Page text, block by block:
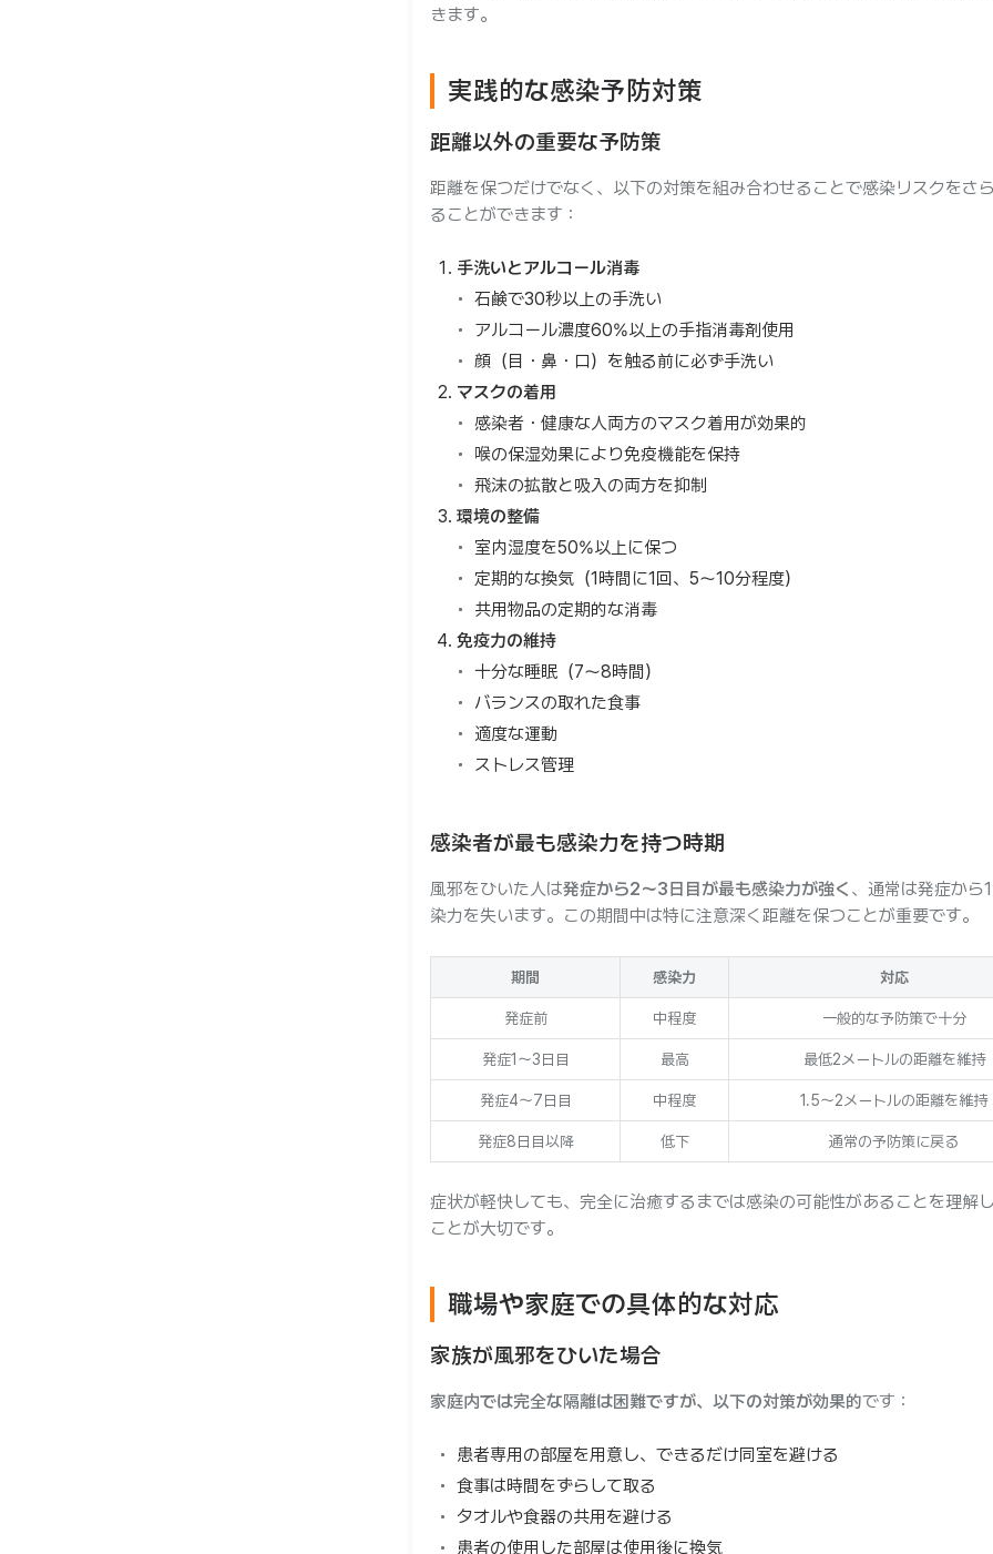
きます。
実践的な感染予防対策
距離以外の重要な予防策
距離を保つだけでなく、以下の対策を組み合わせることで感染リスクをさ
ることができます：
手洗いとアルコール消毒
石鹸で30秒以上の手洗い
アルコール濃度60%以上の手指消毒剤使用
顔（目・鼻・口）を触る前に必ず手洗い
マスクの着用
感染者・健康な人両方のマスク着用が効果的
喉の保湿効果により免疫機能を保持
飛沫の拡散と吸入の両方を抑制
環境の整備
室内湿度を50%以上に保つ
定期的な換気（1時間に1回、5〜10分程度）
共用物品の定期的な消毒
免疫力の維持
十分な睡眠（7〜8時間）
バランスの取れた食事
適度な運動
ストレス管理
感染者が最も感染力を持つ時期
風邪をひいた人は発症から2〜3日目が最も感染力が強く 、通常は発症から
染力を失います。この期間中は特に注意深く距離を保つことが重要です。
期間 感染力 対応
発症前 中程度 一般的な予防策で十分
発症1〜3日目 最高 最低2メートルの距離を維持
発症4〜7日目 中程度 1.5〜2メートルの距離を維持
発症8日目以降 低下 通常の予防策に戻る
症状が軽快しても、完全に治癒するまでは感染の可能性があることを理解
ことが大切です。
職場や家庭での具体的な対応
家族が風邪をひいた場合
家庭内では完全な隔離は困難ですが、以下の対策が効果的です：
患者専用の部屋を用意し、できるだけ同室を避ける
食事は時間をずらして取る
タオルや食器の共用を避ける
患者の使用した部屋は使用後に換気